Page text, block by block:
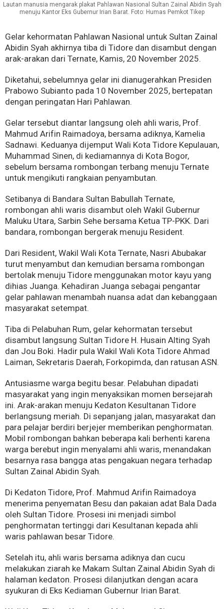
Lautan manusia mengarak plakat Pahlawan Nasional Sultan Zainal Abidin Syah
menuju Kantor Eks Gubernur Irian Barat. Foto: Humas Pemkot Tikep
Gelar kehormatan Pahlawan Nasional untuk Sultan Zainal
Abidin Syah akhirnya tiba di Tidore dan disambut dengan
arak-arakan dari Ternate, Kamis, 20 November 2025.
Diketahui, sebelumnya gelar ini dianugerahkan Presiden
Prabowo Subianto pada 10 November 2025, bertepatan
dengan peringatan Hari Pahlawan.
Gelar tersebut diantar langsung oleh ahli waris, Prof.
Mahmud Arifin Raimadoya, bersama adiknya, Kamelia
Sadnawi. Keduanya dijemput Wali Kota Tidore Kepulauan,
Muhammad Sinen, di kediamannya di Kota Bogor,
sebelum bersama rombongan terbang menuju Ternate
untuk mengikuti rangkaian penyambutan.
Setibanya di Bandara Sultan Babullah Ternate,
rombongan ahli waris disambut oleh Wakil Gubernur
Maluku Utara, Sarbin Sehe bersama Ketua TP-PKK. Dari
bandara, rombongan bergerak menuju Resident.
Dari Resident, Wakil Wali Kota Ternate, Nasri Abubakar
turut menyambut dan kemudian bersama rombongan
bertolak menuju Tidore menggunakan motor kayu yang
dihias Juanga. Kehadiran Juanga sebagai pengantar
gelar pahlawan menambah nuansa adat dan kebanggaan
masyarakat setempat.
Tiba di Pelabuhan Rum, gelar kehormatan tersebut
disambut langsung Sultan Tidore H. Husain Alting Syah
dan Jou Boki. Hadir pula Wakil Wali Kota Tidore Ahmad
Laiman, Sekretaris Daerah, Forkopimda, dan ratusan ASN.
Antusiasme warga begitu besar. Pelabuhan dipadati
masyarakat yang ingin menyaksikan momen bersejarah
ini. Arak-arakan menuju Kedaton Kesultanan Tidore
berlangsung meriah. Di sepanjang jalan, masyarakat dan
para pelajar berdiri berjejer memberikan penghormatan.
Mobil rombongan bahkan beberapa kali berhenti karena
warga berebut ingin menyalami ahli waris, menandakan
besarnya rasa bangga atas pengakuan negara terhadap
Sultan Zainal Abidin Syah.
Di Kedaton Tidore, Prof. Mahmud Arifin Raimadoya
menerima penyematan Besu dan pakaian adat Bala Dada
oleh Sultan Tidore. Prosesi ini menjadi simbol
penghormatan tertinggi dari Kesultanan kepada ahli
waris pahlawan besar Tidore.
Setelah itu, ahli waris bersama adiknya dan cucu
melakukan ziarah ke Makam Sultan Zainal Abidin Syah di
halaman kedaton. Prosesi dilanjutkan dengan acara
syukuran di Eks Kediaman Gubernur Irian Barat.